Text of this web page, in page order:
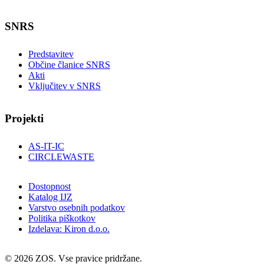
SNRS
Predstavitev
Občine članice SNRS
Akti
Vključitev v SNRS
Projekti
AS-IT-IC
CIRCLEWASTE
© 2026 ZOS. Vse pravice pridržane.
Dostopnost
Katalog IJZ
Varstvo osebnih podatkov
Politika piškotkov
Izdelava: Kiron d.o.o.